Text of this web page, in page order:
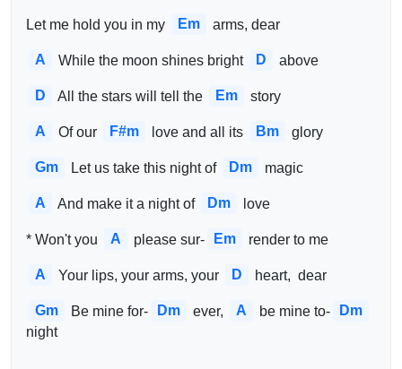
Let me hold you in my Em arms, dear
A While the moon shines bright D above
D All the stars will tell the Em story
A Of our F#m love and all its Bm glory
Gm Let us take this night of Dm magic
A And make it a night of Dm love
* Won't you A please sur- Em render to me
A Your lips, your arms, your D heart,  dear
Gm Be mine for- Dm ever, A be mine to-
Dm
night